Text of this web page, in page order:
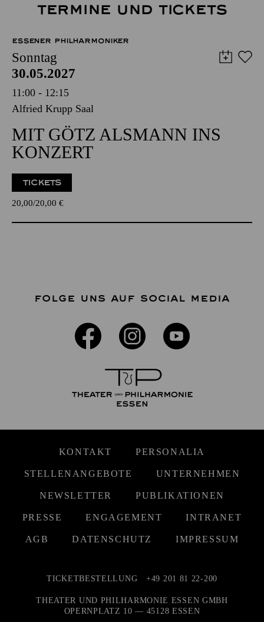
TERMINE UND TICKETS
ESSENER PHILHARMONIKER
Sonntag
30.05.2027
11:00 - 12:15
Alfried Krupp Saal
MIT GÖTZ ALSMANN INS
KONZERT
TICKETS
20,00 20,00 €
FOLGE UNS AUF SOCIAL MEDIA
KONTAKT PERSONALIA
STELLENANGEBOTE UNTERNEHMEN
NEWSLETTER PUBLIKATIONEN
PRESSE ENGAGEMENT INTRANET
AGB DATENSCHUTZ IMPRESSUM
TICKETBESTELLUNG +49 201 81 22-200
THEATER UND PHILHARMONIE ESSEN GMBH
OPERNPLATZ 10 — 45128 ESSEN